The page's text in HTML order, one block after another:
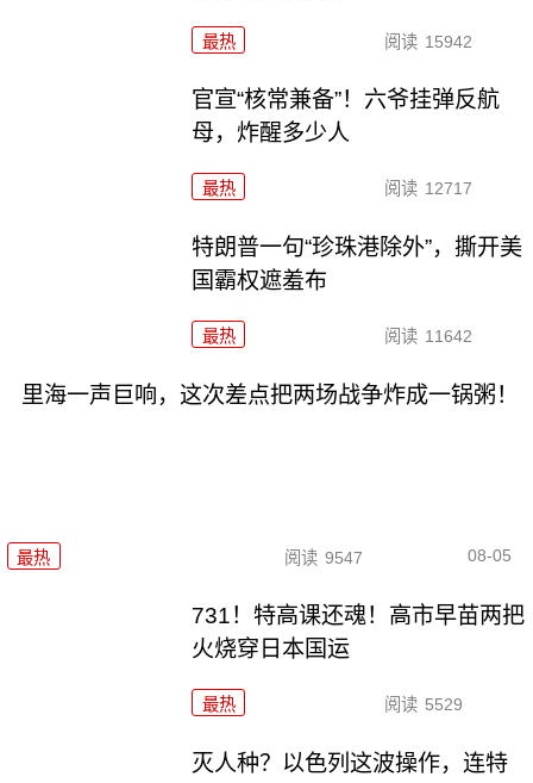
最热 阅读 15942
官宣“核常兼备”！六爷挂弹反航
母，炸醒多少人
最热 阅读 12717
特朗普一句“珍珠港除外”，撕开美
国霸权遮羞布
最热 阅读 11642
里海一声巨响，这次差点把两场战争炸成一锅粥！
最热 阅读 9547 08-05
731！特高课还魂！高市早苗两把
火烧穿日本国运
最热 阅读 5529
灭人种？以色列这波操作，连特